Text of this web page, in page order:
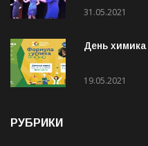
Супер-
31.05.2021
День химика